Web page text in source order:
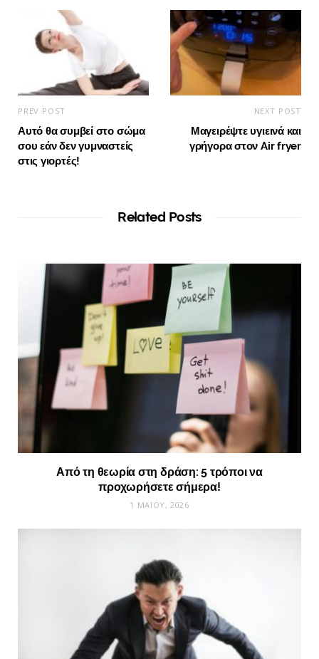
PREV POST
Αυτό θα συμβεί στο σώμα
σου εάν δεν γυμναστείς
στις γιορτές!
NEXT POST
Μαγειρέψτε υγιεινά και
γρήγορα στον Air fryer
Related Posts
Από τη θεωρία στη δράση: 5 τρόποι να
προχωρήσετε σήμερα!
1 ΜΑΪ́ΟΥ, 2026